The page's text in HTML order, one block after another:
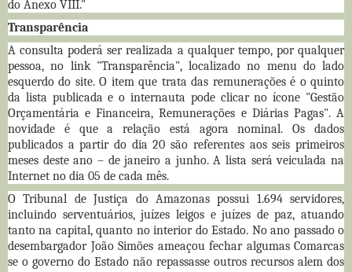
do Anexo VIII."
Transparência
A consulta poderá ser realizada a qualquer tempo, por qualquer
pessoa, no link "Transparência", localizado no menu do lado
esquerdo do site. O item que trata das remunerações é o quinto
da lista publicada e o internauta pode clicar no ícone "Gestão
Orçamentária e Financeira, Remunerações e Diárias Pagas". A
novidade é que a relação está agora nominal. Os dados
publicados a partir do dia 20 são referentes aos seis primeiros
meses deste ano – de janeiro a junho. A lista será veiculada na
Internet no dia 05 de cada mês.
O Tribunal de Justiça do Amazonas possui 1.694 servidores,
incluindo serventuários, juízes leigos e juízes de paz, atuando
tanto na capital, quanto no interior do Estado. No ano passado o
desembargador João Simões ameaçou fechar algumas Comarcas
se o governo do Estado não repassasse outros recursos alem dos